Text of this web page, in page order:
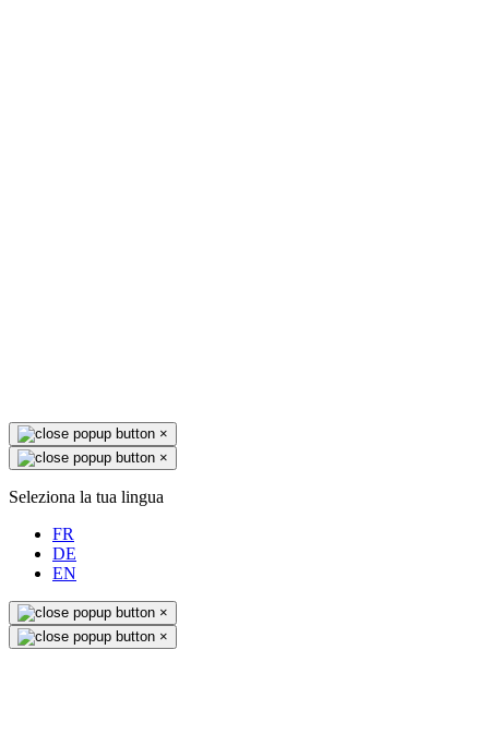
×
×
Seleziona la tua lingua
FR
DE
EN
×
×